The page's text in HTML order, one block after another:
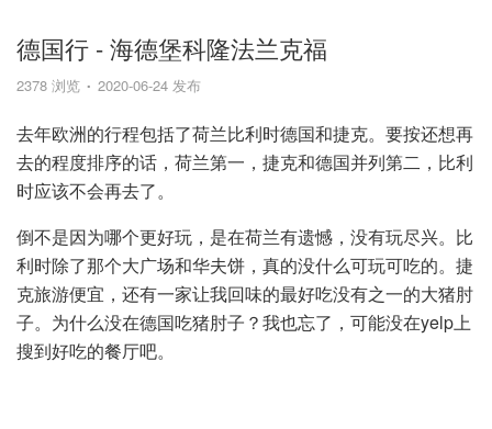
德国行 - 海德堡科隆法兰克福
2378 浏览 2020-06-24 发布
去年欧洲的行程包括了荷兰比利时德国和捷克。要按还想再
去的程度排序的话，荷兰第一，捷克和德国并列第二，比利
时应该不会再去了。
倒不是因为哪个更好玩，是在荷兰有遗憾，没有玩尽兴。比
利时除了那个大广场和华夫饼，真的没什么可玩可吃的。捷
克旅游便宜，还有一家让我回味的最好吃没有之一的大猪肘
子。为什么没在德国吃猪肘子？我也忘了，可能没在yelp上
搜到好吃的餐厅吧。